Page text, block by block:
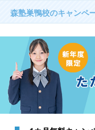
森塾巣鴨校のキャンペ